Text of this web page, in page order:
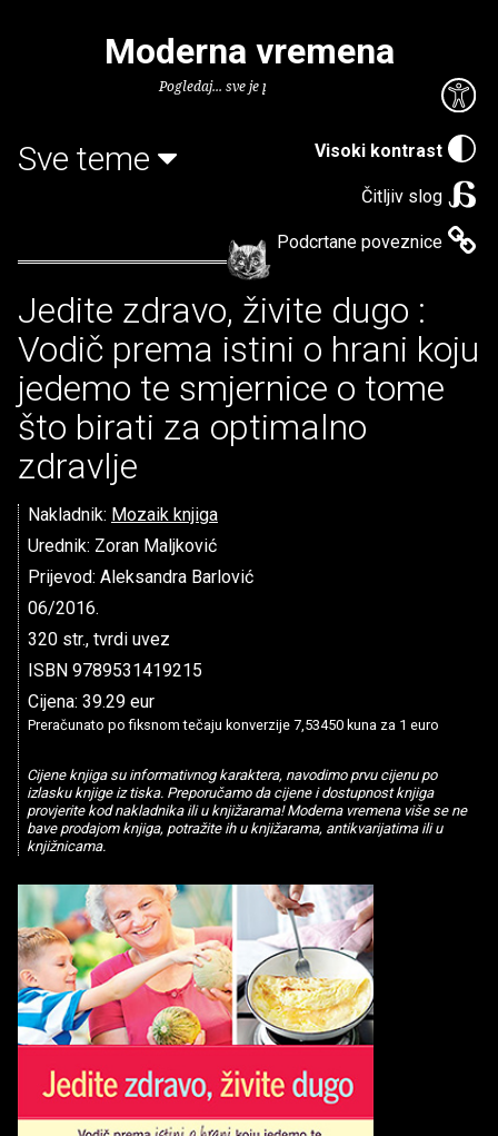
Visoki kontrast
Čitljiv slog
Podcrtane poveznice
Moderna vremena
Pogledaj... sve je puno knjiga.
Sve teme
Jedite zdravo, živite dugo :
Vodič prema istini o hrani koju
jedemo te smjernice o tome
što birati za optimalno
zdravlje
Nakladnik: Mozaik knjiga
Urednik: Zoran Maljković
Prijevod: Aleksandra Barlović
06/2016.
320 str., tvrdi uvez
ISBN 9789531419215
Cijena: 39.29 eur
Preračunato po fiksnom tečaju konverzije 7,53450 kuna za 1 euro
Cijene knjiga su informativnog karaktera, navodimo prvu cijenu po
izlasku knjige iz tiska. Preporučamo da cijene i dostupnost knjiga
provjerite kod nakladnika ili u knjižarama! Moderna vremena više se ne
bave prodajom knjiga, potražite ih u knjižarama, antikvarijatima ili u
knjižnicama.